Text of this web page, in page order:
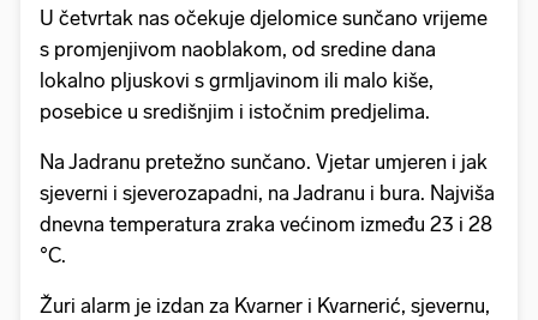
U četvrtak nas očekuje djelomice sunčano vrijeme
s promjenjivom naoblakom, od sredine dana
lokalno pljuskovi s grmljavinom ili malo kiše,
posebice u središnjim i istočnim predjelima.
Na Jadranu pretežno sunčano. Vjetar umjeren i jak
sjeverni i sjeverozapadni, na Jadranu i bura. Najviša
dnevna temperatura zraka većinom između 23 i 28
°C.
Žuri alarm je izdan za Kvarner i Kvarnerić, sjevernu,